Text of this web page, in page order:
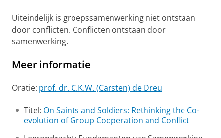
Uiteindelijk is groepssamenwerking niet ontstaan
door conflicten. Conflicten ontstaan door
samenwerking.
Meer informatie
Oratie: prof. dr. C.K.W. (Carsten) de Dreu
Titel: On Saints and Soldiers: Rethinking the Co-
evolution of Group Cooperation and Conflict